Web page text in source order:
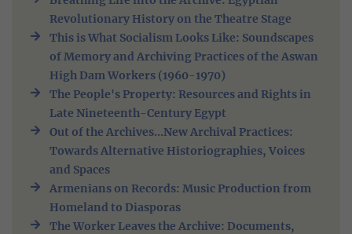
Revolutionary History on the Theatre Stage
This is What Socialism Looks Like: Soundscapes
of Memory and Archiving Practices of the Aswan
High Dam Workers (1960-1970)
The People's Property: Resources and Rights in
Late Nineteenth-Century Egypt
Out of the Archives...New Archival Practices:
Towards Alternative Historiographies, Voices
and Spaces
Armenians on Records: Music Production from
Homeland to Diasporas
The Worker Leaves the Archive: Documents,